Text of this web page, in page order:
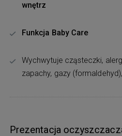
wnętrz
Funkcja Baby Care
Wychwytuje cząsteczki,
zapachy, gazy
Prezentacja